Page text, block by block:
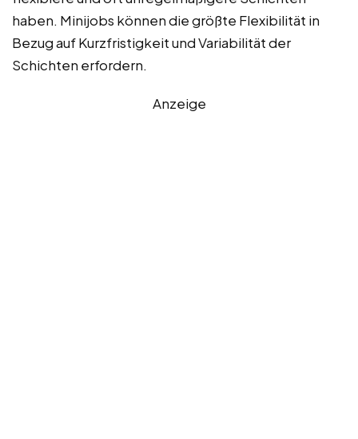
haben. Minijobs können die größte Flexibilität in
Bezug auf Kurzfristigkeit und Variabilität der
Schichten erfordern.
Anzeige